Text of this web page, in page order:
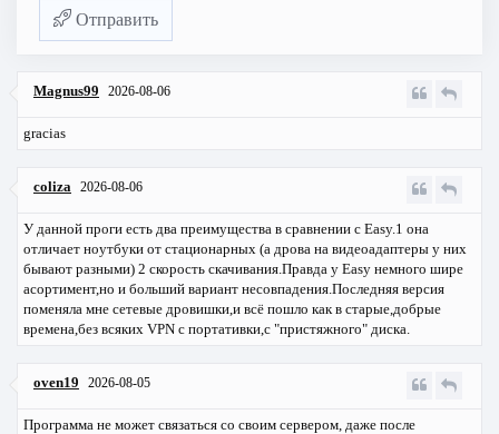
Отправить
Magnus99 2026-08-06
gracias
coliza 2026-08-06
У данной проги есть два преимущества в сравнении с Easy.1 она
отличает ноутбуки от стационарных (а дрова на видеоадаптеры у них
бывают разными) 2 скорость скачивания.Правда у Easy немного шире
асортимент,но и больший вариант несовпадения.Последняя версия
поменяла мне сетевые дровишки,и всё пошло как в старые,добрые
времена,без всяких VPN с портативки,с "пристяжного" диска.
oven19 2026-08-05
Программа не может связаться со своим сервером, даже после